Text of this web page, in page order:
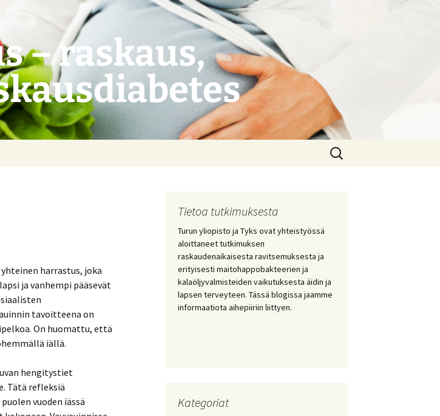
– raskaus,
Haku:
harrastus, joka
ja vanhempi pääsevät
tavoitteena on
On huomattu, että
iällä.
hengitystiet
Tätä refleksiä
vuoden iässä
Tietoa tutkimuksesta
Turun yliopisto ja Tyks ovat yhteistyössä
aloittaneet tutkimuksen
raskaudenaikaisesta ravitsemuksesta ja
erityisesti maitohappobakteerien ja
kalaöljyvalmisteiden vaikutuksesta äidin ja
lapsen terveyteen. Tässä blogissa jaamme
informaatiota aihepiiriin liittyen.
Kategoriat